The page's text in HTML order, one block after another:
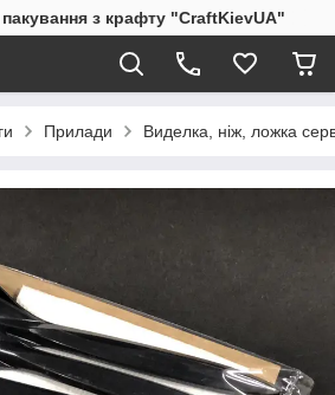
з крафту "CraftKievUA"
Прилади Виделка, ніж, ложка